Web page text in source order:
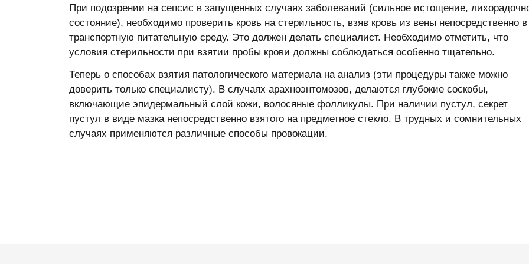
При подозрении на сепсис в запущенных случаях заболеваний (сильное истощение,
состояние), необходимо проверить кровь на стерильность, взяв кровь из вены непосредственно в
транспортную питательную среду. Это должен делать специалист. Необходимо отметить, что
условия стерильности при взятии пробы крови должны соблюдаться особенно тщательно.
Теперь о способах взятия патологического материала на анализ (эти процедуры также можно
доверить только специалисту). В случаях арахноэнтомозов, делаются глубокие соскобы,
включающие эпидермальный слой кожи, волосяные фолликулы. При наличии пустул, секрет
пустул в виде мазка непосредственно взятого на предметное стекло. В трудных и сомнительных
случаях применяются различные способы провокации.